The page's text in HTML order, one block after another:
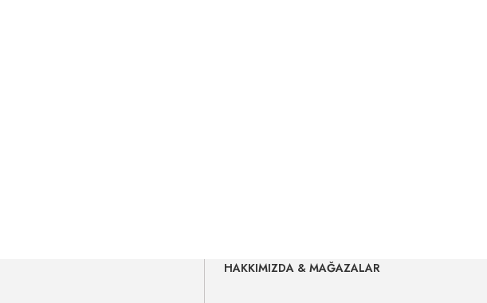
HAKKIMIZDA & MAĞAZALAR